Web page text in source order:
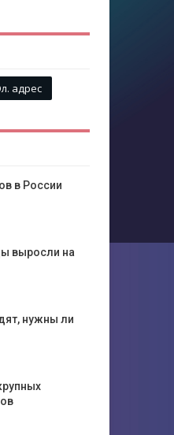
адрес
в России
выросли на
нужны ли